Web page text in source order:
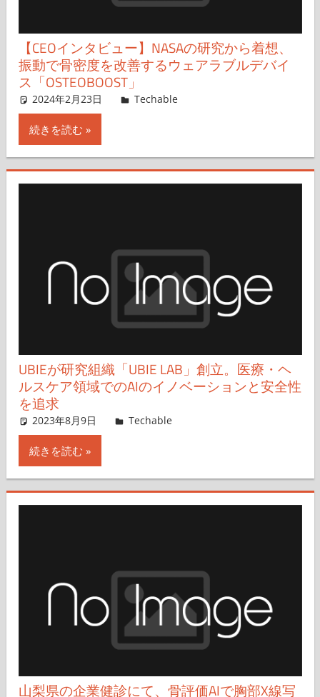
【CEOインタビュー】NASAの研究から着想、
振動で骨密度を改善するウェアラブルデバイ
ス「OSTEOBOOST」
2024年2月23日 Techable編集部
Techable
続きを読む
UBIEが研究組織「UBIE LAB」創立。医療・ヘ
ルスケア領域でのAIのイノベーションと安全性
を追求
2023年8月9日 樋口千穂
Techable
続きを読む
山梨県の企業健診にて、骨評価AIで胸部X線写